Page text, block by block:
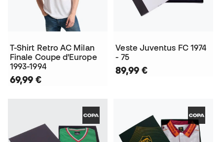
T-Shirt Retro AC Milan
Finale Coupe d'Europe
1993-1994
69,99 €
Veste Juventus FC 1974
- 75
89,99 €